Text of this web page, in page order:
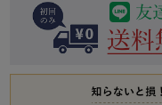
春 夏
ボ
すべて
作